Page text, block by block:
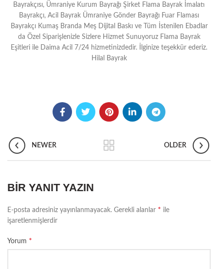
Bayrakçısı, Ümraniye Kurum Bayrağı Şirket Flama Bayrak İmalatı
Bayrakçı, Acil Bayrak Ümraniye Gönder Bayrağı Fuar Flaması
Bayrakçı Kumaş Branda Meş Dijital Baskı ve Tüm İstenilen Ebadlar
da Özel Siparişlenizle Sizlere Hizmet Sunuyoruz Flama Bayrak
Eşitleri ile Daima Acil 7/24 hizmetinizdedir. İlginize teşekkür ederiz.
Hilal Bayrak
NEWER OLDER
BIR YANIT YAZIN
E-posta adresiniz yayınlanmayacak. Gerekli alanlar * ile
işaretlenmişlerdir
Yorum *